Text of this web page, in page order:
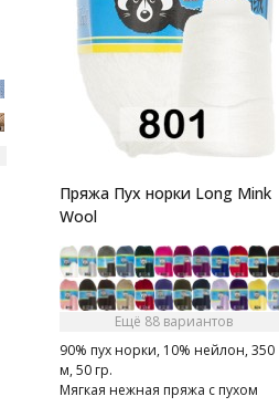
Пряжа Пух норки Long Mink
Wool
Ещё 88 вариантов
90% пух норки, 10% нейлон, 350
м, 50 гр.
Мягкая нежная пряжа с пухом